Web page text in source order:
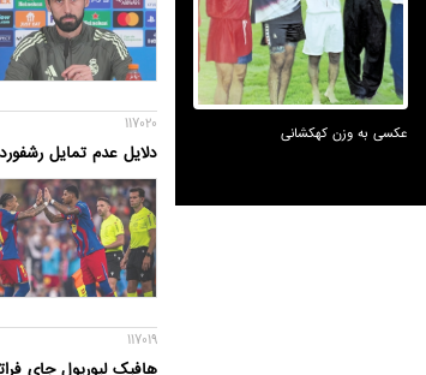
117020
دلایل عدم تمایل
117019
هافبک لیورپول جای
عکسی به وزن کهکشانی